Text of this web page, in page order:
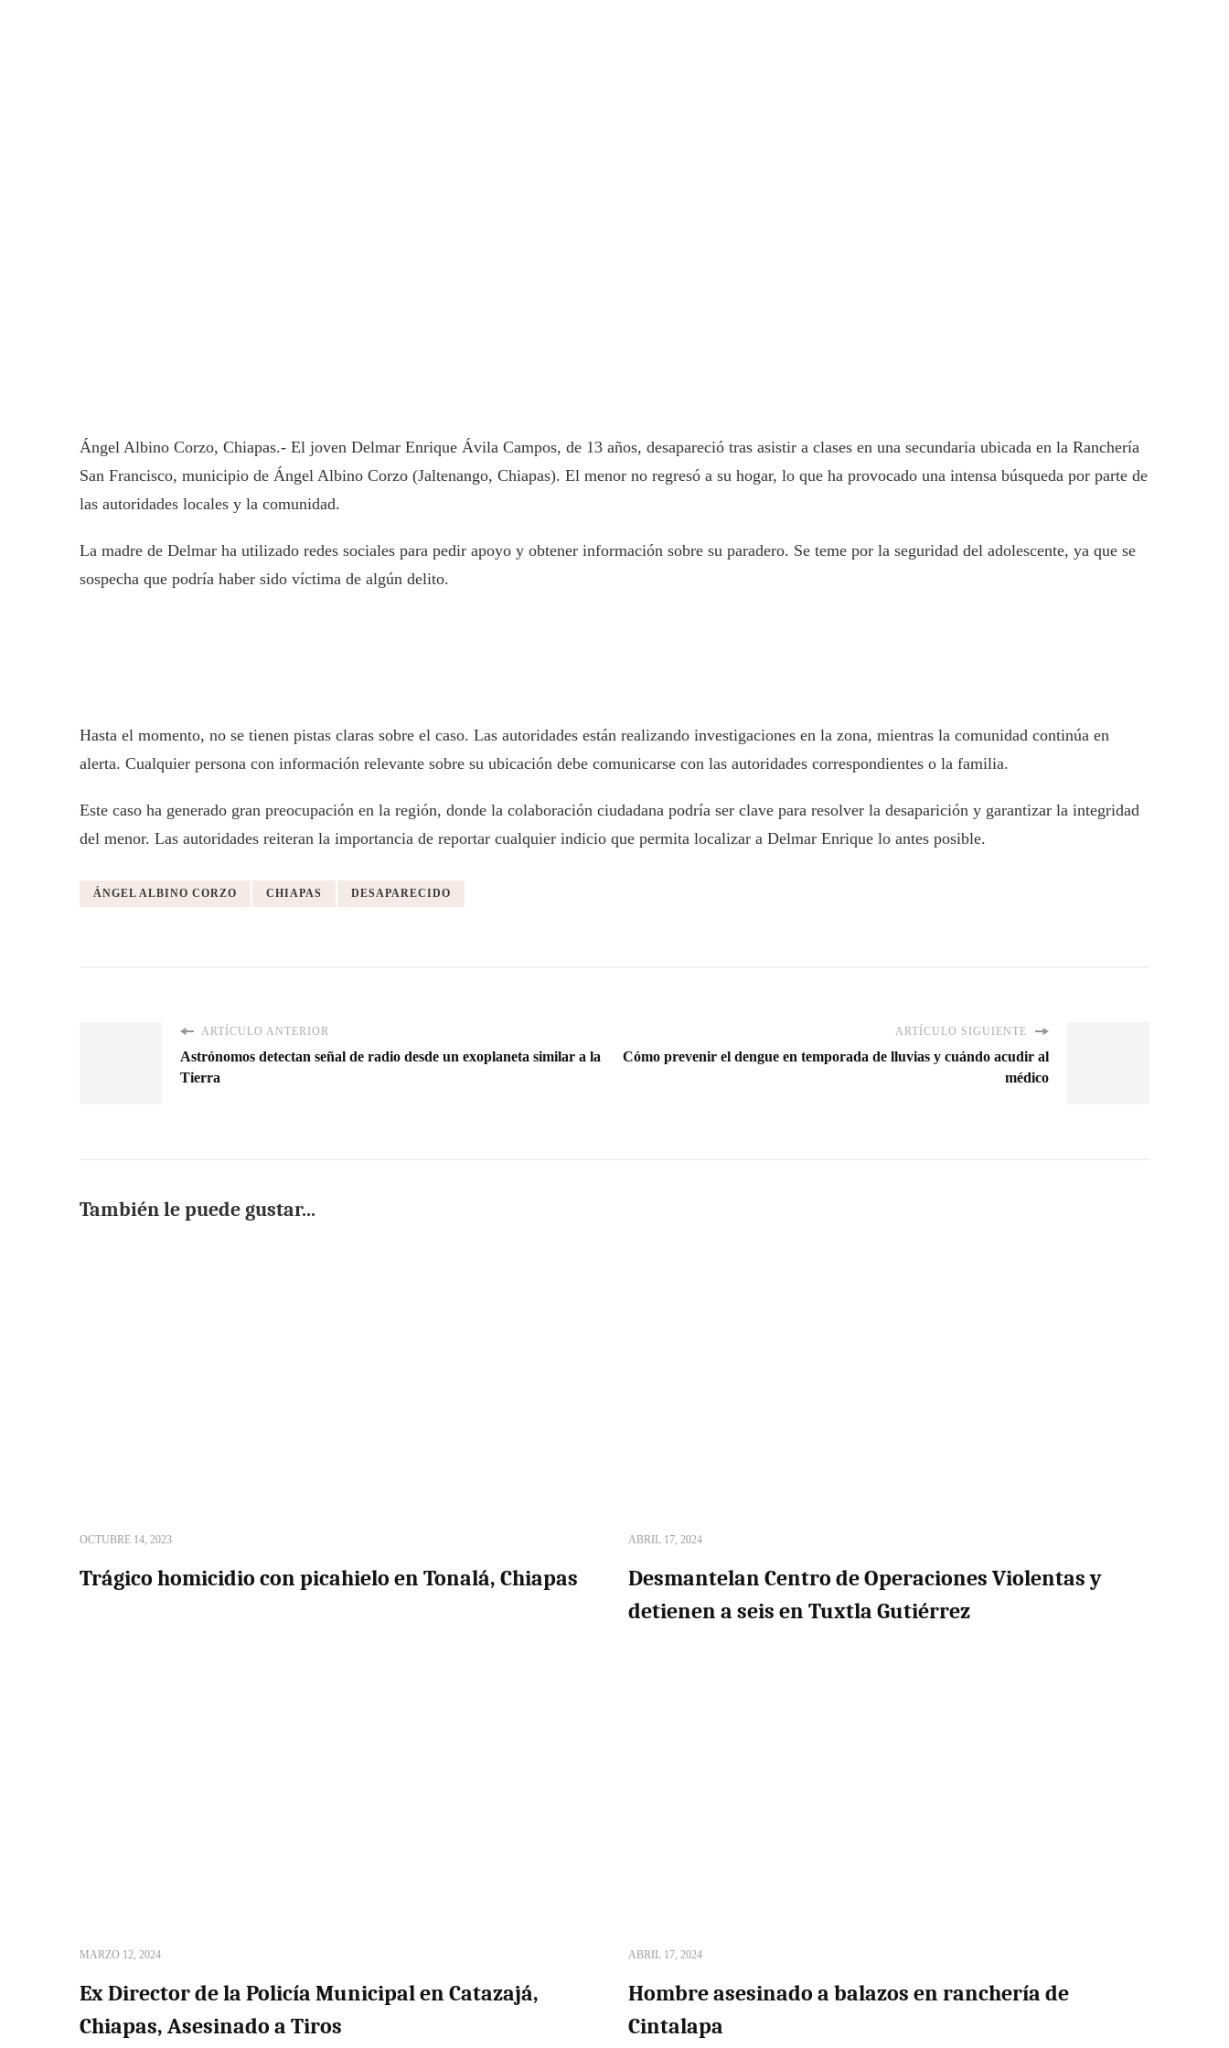
Ángel Albino Corzo, Chiapas.- El joven Delmar Enrique Ávila Campos, de 13 años, desapareció tras asistir a clases en una secundaria ubicada en la Ranchería
San Francisco, municipio de Ángel Albino Corzo (Jaltenango, Chiapas). El menor no regresó a su hogar, lo que ha provocado una intensa búsqueda por parte de
las autoridades locales y la comunidad.
La madre de Delmar ha utilizado redes sociales para pedir apoyo y obtener información sobre su paradero. Se teme por la seguridad del adolescente, ya que se
sospecha que podría haber sido víctima de algún delito.
Hasta el momento, no se tienen pistas claras sobre el caso. Las autoridades están realizando investigaciones en la zona, mientras la comunidad continúa en
alerta. Cualquier persona con información relevante sobre su ubicación debe comunicarse con las autoridades correspondientes o la familia.
Este caso ha generado gran preocupación en la región, donde la colaboración ciudadana podría ser clave para resolver la desaparición y garantizar la integridad
del menor. Las autoridades reiteran la importancia de reportar cualquier indicio que permita localizar a Delmar Enrique lo antes posible.
ÁNGEL ALBINO CORZO CHIAPAS DESAPARECIDO
ARTÍCULO ANTERIOR
Astrónomos detectan señal de radio desde un exoplaneta similar a la
Tierra
ARTÍCULO SIGUIENTE
Cómo prevenir el dengue en temporada de lluvias y cuándo acudir al
médico
También le puede gustar...
OCTUBRE 14, 2023
Trágico homicidio con picahielo en Tonalá, Chiapas
ABRIL 17, 2024
Desmantelan Centro de Operaciones Violentas y
detienen a seis en Tuxtla Gutiérrez
MARZO 12, 2024
Ex Director de la Policía Municipal en Catazajá,
Chiapas, Asesinado a Tiros
ABRIL 17, 2024
Hombre asesinado a balazos en ranchería de
Cintalapa